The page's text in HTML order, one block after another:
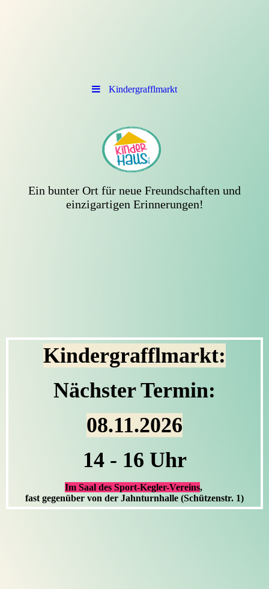
Kindergrafflmarkt
Ein bunter Ort für neue Freundschaften und
einzigartigen Erinnerungen!
Kindergrafflmarkt:
Nächster Termin:
08.11.2026
14 - 16 Uhr
Im Saal des Sport-Kegler-Vereins,
fast gegenüber von der Jahnturnhalle (Schützenstr. 1)